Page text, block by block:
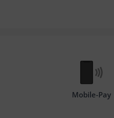
Mobile-Pay